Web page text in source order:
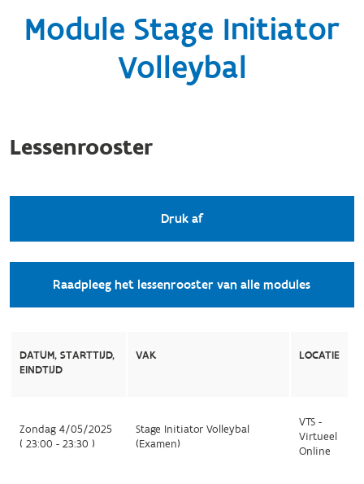
Module Stage Initiator
Volleybal
Lessenrooster
Druk af
Raadpleeg het lessenrooster van alle modules
DATUM, STARTTIJD,
EINDTIJD
VAK LOCATIE
Zondag 4/05/2025
( 23:00 - 23:30 )
Stage Initiator Volleybal
(Examen)
VTS -
Virtueel
Online